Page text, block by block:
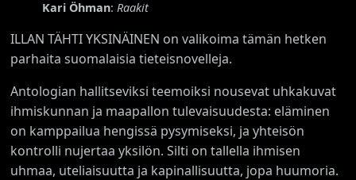
Kari Öhman: Raakit
ILLAN TÄHTI YKSINÄINEN on valikoima tämän hetken
parhaita suomalaisia tieteisnovelleja.
Antologian hallitseviksi teemoiksi nousevat uhkakuvat
ihmiskunnan ja maapallon tulevaisuudesta: eläminen
on kamppailua hengissä pysymiseksi, ja yhteisön
kontrolli nujertaa yksilön. Silti on tallella ihmisen
uhmaa, uteliaisuutta ja kapinallisuutta, jopa huumoria.